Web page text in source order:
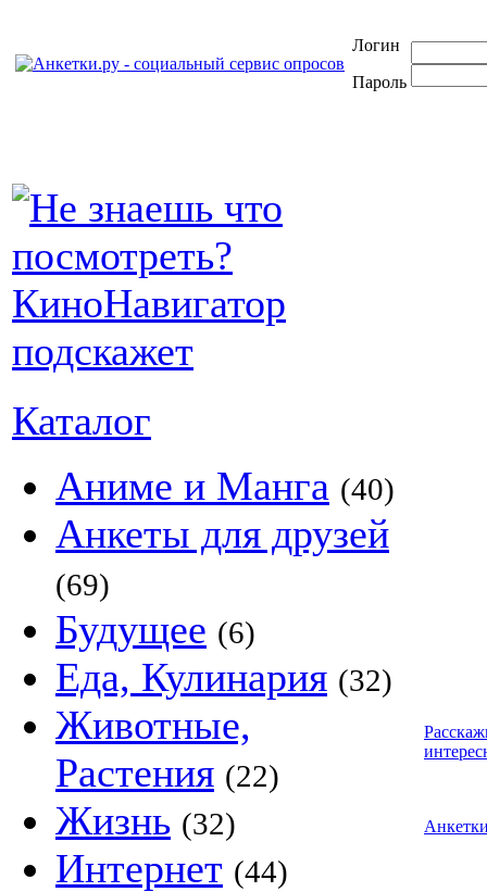
Логин
Пароль
Каталог
Аниме и Манга (40)
Анкеты для друзей
(69)
Будущее (6)
Еда, Кулинария (32)
Животные,
Растения (22)
Жизнь (32)
Интернет (44)